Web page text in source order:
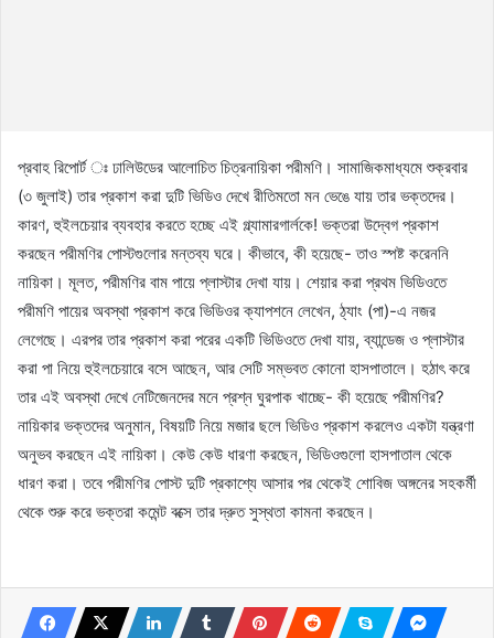
প্রবাহ রিপোর্ট ঃ ঢালিউডের আলোচিত চিত্রনায়িকা পরীমণি। সামাজিকমাধ্যমে শুক্রবার
(৩ জুলাই) তার প্রকাশ করা দুটি ভিডিও দেখে রীতিমতো মন ভেঙে যায় তার ভক্তদের।
কারণ, হুইলচেয়ার ব্যবহার করতে হচ্ছে এই গ্ল্যামারগার্লকে! ভক্তরা উদ্বেগ প্রকাশ
করছেন পরীমণির পোস্টগুলোর মন্তব্য ঘরে। কীভাবে, কী হয়েছে- তাও স্পষ্ট করেননি
নায়িকা। মূলত, পরীমণির বাম পায়ে প্লাস্টার দেখা যায়। শেয়ার করা প্রথম ভিডিওতে
পরীমণি পায়ের অবস্থা প্রকাশ করে ভিডিওর ক্যাপশনে লেখেন, ঠ্যাং (পা)-এ নজর
লেগেছে। এরপর তার প্রকাশ করা পরের একটি ভিডিওতে দেখা যায়, ব্যান্ডেজ ও প্লাস্টার
করা পা নিয়ে হুইলচেয়ারে বসে আছেন, আর সেটি সম্ভবত কোনো হাসপাতালে। হঠাৎ করে
তার এই অবস্থা দেখে নেটিজেনদের মনে প্রশ্ন ঘুরপাক খাচ্ছে- কী হয়েছে পরীমণির?
নায়িকার ভক্তদের অনুমান, বিষয়টি নিয়ে মজার ছলে ভিডিও প্রকাশ করলেও একটা যন্ত্রণা
অনুভব করছেন এই নায়িকা। কেউ কেউ ধারণা করছেন, ভিডিওগুলো হাসপাতাল থেকে
ধারণ করা। তবে পরীমণির পোস্ট দুটি প্রকাশ্যে আসার পর থেকেই শোবিজ অঙ্গনের সহকর্মী
থেকে শুরু করে ভক্তরা কমেন্ট বক্সে তার দ্রুত সুস্থতা কামনা করছেন।